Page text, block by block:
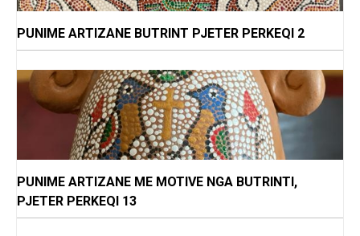
PUNIME ARTIZANE BUTRINT PJETER PERKEQI 2
PUNIME ARTIZANE ME MOTIVE NGA BUTRINTI,
PJETER PERKEQI 13